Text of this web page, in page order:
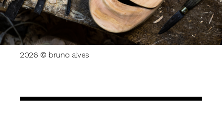
2026 © bruno alves